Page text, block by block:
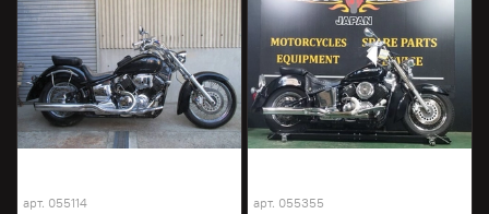
арт. 055114 арт. 055355